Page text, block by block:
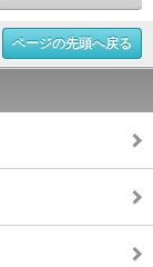
ページの先頭へ戻る